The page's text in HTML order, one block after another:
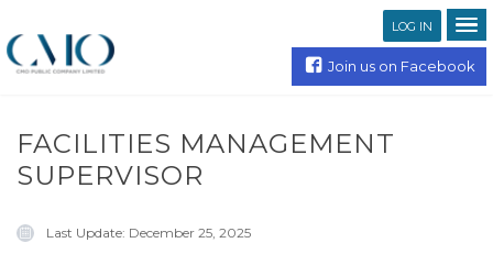
LOG IN
Join us on Facebook
FACILITIES MANAGEMENT
SUPERVISOR
Last Update: December 25, 2025